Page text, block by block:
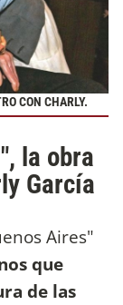
CON CHARLY.
la obra
García
Aires"
que
de las